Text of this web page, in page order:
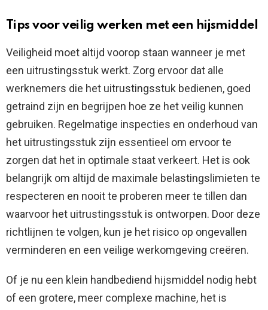
Tips voor veilig werken met een hijsmiddel
Veiligheid moet altijd voorop staan wanneer je met
een uitrustingsstuk werkt. Zorg ervoor dat alle
werknemers die het uitrustingsstuk bedienen, goed
getraind zijn en begrijpen hoe ze het veilig kunnen
gebruiken. Regelmatige inspecties en onderhoud van
het uitrustingsstuk zijn essentieel om ervoor te
zorgen dat het in optimale staat verkeert. Het is ook
belangrijk om altijd de maximale belastingslimieten te
respecteren en nooit te proberen meer te tillen dan
waarvoor het uitrustingsstuk is ontworpen. Door deze
richtlijnen te volgen, kun je het risico op ongevallen
verminderen en een veilige werkomgeving creëren.
Of je nu een klein handbediend hijsmiddel nodig hebt
of een grotere, meer complexe machine, het is